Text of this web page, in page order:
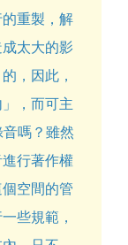
重製，解
太大的影
，因此，
，而可主
嗎？雖然
行著作權
空間的管
些規範，